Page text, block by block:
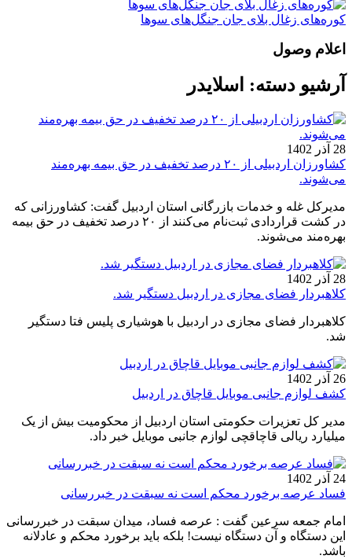
کوره‌های زغال بلای جان جنگل‌های سوها
اعلام وصول
آرشیو دسته: اسلایدر
28 آذر 1402
کشاورزان اردبیلی از ۲۰ درصد تخفیف در حق بیمه بهره‌مند
می‌شوند.
مدیرکل غله و خدمات بازرگانی استان اردبیل گفت: کشاورزانی که
در کشت قراردادی ثبت‌نام می‌کنند از ۲۰ درصد تخفیف در حق بیمه
بهره‌مند می‌شوند.
28 آذر 1402
کلاهبردار فضای مجازی در اردبیل دستگیر شد.
کلاهبردار فضای مجازی در اردبیل با هوشیاری پلیس فتا دستگیر
شد.
26 آذر 1402
کشف لوازم جانبی موبایل قاچاق در اردبیل
مدیر کل تعزیرات حکومتی استان اردبیل از محکومیت بیش از یک
میلیارد ریالی قاچاقچی لوازم جانبی موبایل خبر داد.
24 آذر 1402
فساد عرصه برخورد محکم است نه سبقت در خبررسانی
امام جمعه سرعین گفت : عرصه فساد، میدان سبقت در خبر‌رسانی
این دستگاه و آن دستگاه نیست! بلکه باید برخورد محکم و عادلانه
باشد.